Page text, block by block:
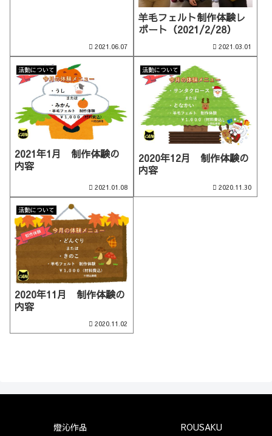
2021.06.07
羊毛フェルト制作体験レ
ポート（2021/2/28）
2021.03.01
活動について
2021年1月 制作体験の
内容
2021.01.08
活動について
2020年12月 制作体験の
内容
2020.11.30
活動について
2020年11月 制作体験の
内容
2020.11.02
燈沁作品 ROUSAKU